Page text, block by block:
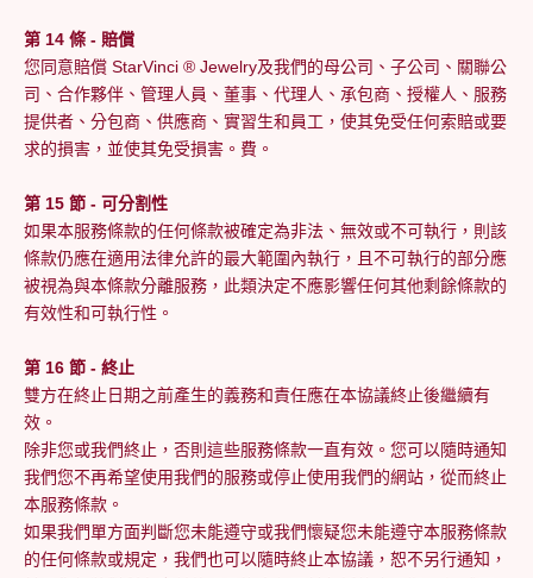
第 14 條 - 賠償
您同意賠償 StarVinci ® Jewelry及我們的母公司、子公司、關聯公
司、合作夥伴、管理人員、董事、代理人、承包商、授權人、服務
提供者、分包商、供應商、實習生和員工，使其免受任何索賠或要
求的損害，並使其免受損害。費。
第 15 節 - 可分割性
如果本服務條款的任何條款被確定為非法、無效或不可執行，則該
條款仍應在適用法律允許的最大範圍內執行，且不可執行的部分應
被視為與本條款分離服務，此類決定不應影響任何其他剩餘條款的
有效性和可執行性。
第 16 節 - 終止
雙方在終止日期之前產生的義務和責任應在本協議終止後繼續有
效。
除非您或我們終止，否則這些服務條款一直有效。您可以隨時通知
我們您不再希望使用我們的服務或停止使用我們的網站，從而終止
本服務條款。
如果我們單方面判斷您未能遵守或我們懷疑您未能遵守本服務條款
的任何條款或規定，我們也可以隨時終止本協議，恕不另行通知，